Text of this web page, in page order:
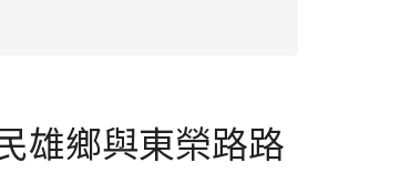
雄鄉與東榮路路